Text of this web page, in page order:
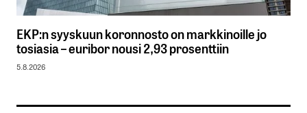
EKP:n syyskuun koronnosto on markkinoille jo
tosiasia – euribor nousi 2,93 prosenttiin
5.8.2026